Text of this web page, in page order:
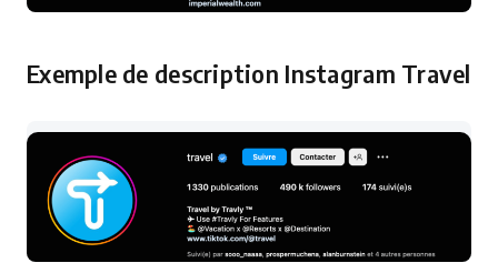
Exemple de description Instagram Travel